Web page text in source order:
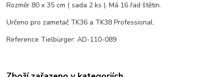
Rozměr 80 x 35 cm ( sada 2 ks ). Má 16 řad štětin.
Určeno pro zametač TK36 a TK38 Professional.
Reference Tielbürger: AD-110-089